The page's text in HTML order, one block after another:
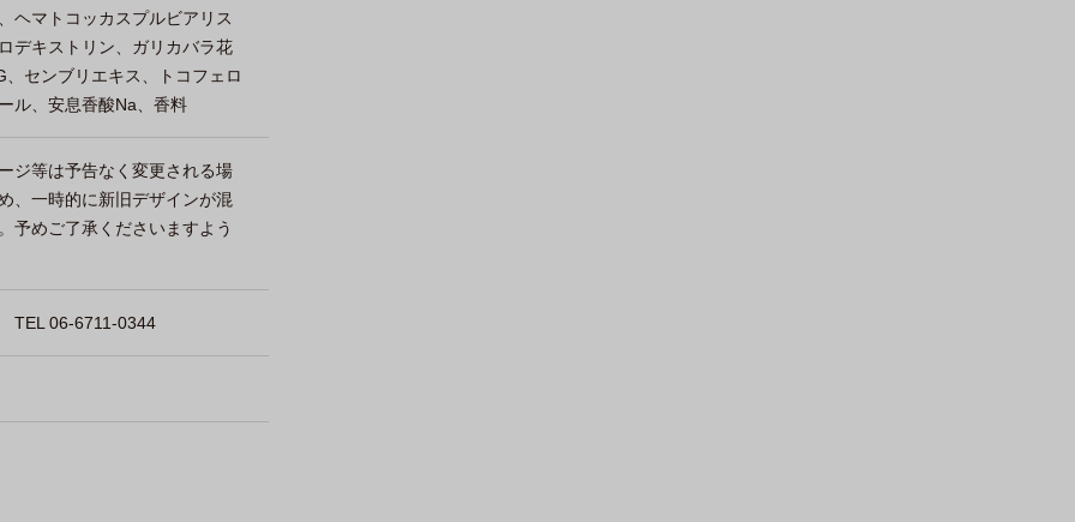
ヘマトコッカスプルビアリス
デキストリン、ガリカバラ花
センブリエキス、トコフェロ
ル、安息香酸Na、香料
ジ等は予告なく変更される場
、一時的に新旧デザインが混
予めご了承くださいますよう
TEL 06-6711-0344